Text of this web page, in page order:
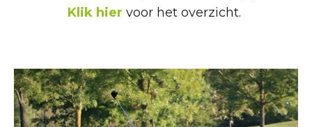
Klik hier voor het overzicht.